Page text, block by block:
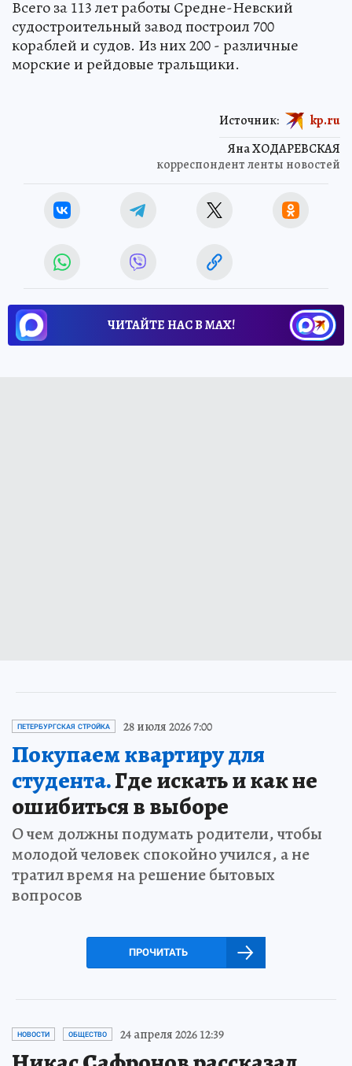
Всего за 113 лет работы Средне-Невский
судостроительный завод построил 700
кораблей и судов. Из них 200 - различные
морские и рейдовые тральщики.
Яна ХОДАРЕВСКАЯ
корреспондент ленты новостей
Источник: kp.ru
ЧИТАЙТЕ НАС В МАХ!
ПЕТЕРБУРГСКАЯ СТРОЙКА 28 июля 2026 7:00
Покупаем квартиру для
студента.Где искать и как не
ошибиться в выборе
О чем должны подумать родители, чтобы
молодой человек спокойно учился, а не
тратил время на решение бытовых
вопросов
ПРОЧИТАТЬ
НОВОСТИ ОБЩЕСТВО 24 апреля 2026 12:39